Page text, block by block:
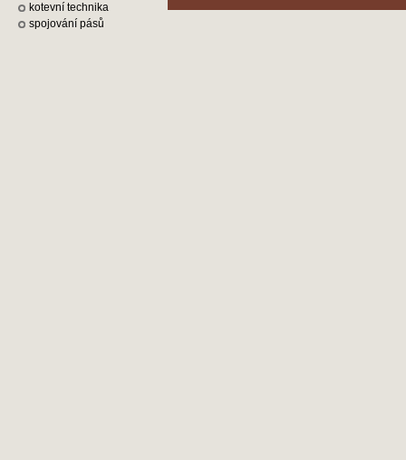
kotevní technika
spojování pásů